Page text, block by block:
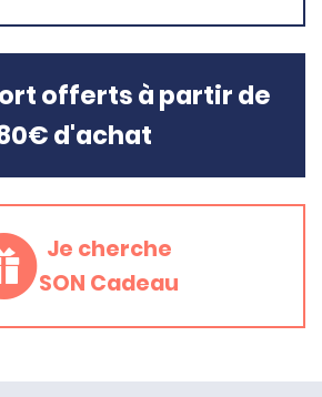
offerts à partir de
d'achat
Je cherche
SON Cadeau